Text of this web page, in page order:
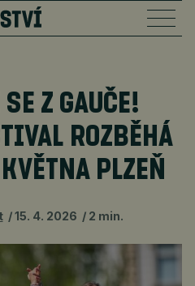
Z GAUČE!
ROZBĚHÁ
PLZEŇ
15. 4. 2026 2 min.